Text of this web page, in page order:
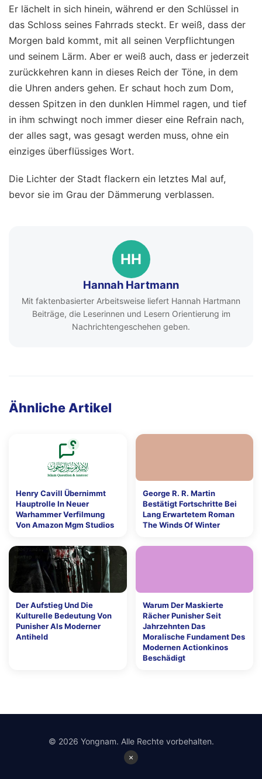
Er lächelt in sich hinein, während er den Schlüssel in
das Schloss seines Fahrrads steckt. Er weiß, dass der
Morgen bald kommt, mit all seinen Verpflichtungen
und seinem Lärm. Aber er weiß auch, dass er jederzeit
zurückkehren kann in dieses Reich der Töne, in dem
die Uhren anders gehen. Er schaut hoch zum Dom,
dessen Spitzen in den dunklen Himmel ragen, und tief
in ihm schwingt noch immer dieser eine Refrain nach,
der alles sagt, was gesagt werden muss, ohne ein
einziges überflüssiges Wort.
Die Lichter der Stadt flackern ein letztes Mal auf,
bevor sie im Grau der Dämmerung verblassen.
HH
Hannah Hartmann
Mit faktenbasierter Arbeitsweise liefert Hannah Hartmann
Beiträge, die Leserinnen und Lesern Orientierung im
Nachrichtengeschehen geben.
Ähnliche Artikel
Henry Cavill Übernimmt
Hauptrolle In Neuer
Warhammer Verfilmung
Von Amazon Mgm Studios
George R. R. Martin
Bestätigt Fortschritte Bei
Lang Erwartetem Roman
The Winds Of Winter
Der Aufstieg Und Die
Kulturelle Bedeutung Von
Punisher Als Moderner
Antiheld
Warum Der Maskierte
Rächer Punisher Seit
Jahrzehnten Das
Moralische Fundament Des
Modernen Actionkinos
Beschädigt
×
© 2026 Yongnam. Alle Rechte vorbehalten.